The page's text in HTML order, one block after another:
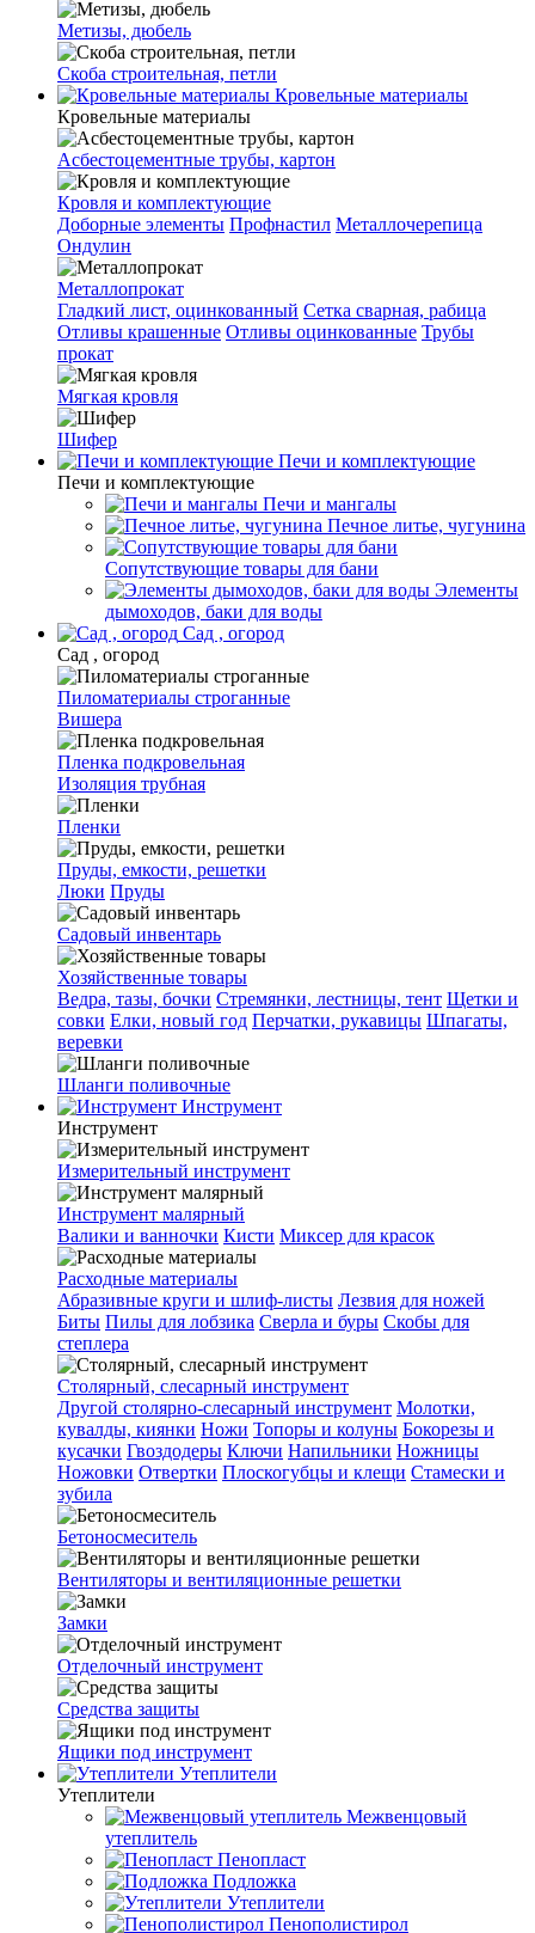
Метизы, дюбель
Скоба строительная, петли
Кровельные материалы
Кровельные материалы
Асбестоцементные трубы, картон
Кровля и комплектующие
Доборные элементы Профнастил Металлочерепица
Ондулин
Металлопрокат
Гладкий лист, оцинкованный Сетка сварная, рабица
Отливы крашенные Отливы оцинкованные Трубы
прокат
Мягкая кровля
Шифер
Печи и комплектующие
Печи и комплектующие
Печи и мангалы
Печное литье, чугунина
Сопутствующие товары для бани
Элементы
дымоходов, баки для воды
Сад , огород
Сад , огород
Пиломатериалы строганные
Вишера
Пленка подкровельная
Изоляция трубная
Пленки
Пруды, емкости, решетки
Люки Пруды
Садовый инвентарь
Хозяйственные товары
Ведра, тазы, бочки Стремянки, лестницы, тент Щетки и
совки Елки, новый год Перчатки, рукавицы Шпагаты,
веревки
Шланги поливочные
Инструмент
Инструмент
Измерительный инструмент
Инструмент малярный
Валики и ванночки Кисти Миксер для красок
Расходные материалы
Абразивные круги и шлиф-листы Лезвия для ножей
Биты Пилы для лобзика Сверла и буры Скобы для
степлера
Столярный, слесарный инструмент
Другой столярно-слесарный инструмент Молотки,
кувалды, киянки Ножи Топоры и колуны Бокорезы и
кусачки Гвоздодеры Ключи Напильники Ножницы
Ножовки Отвертки Плоскогубцы и клещи Стамески и
зубила
Бетоносмеситель
Вентиляторы и вентиляционные решетки
Замки
Отделочный инструмент
Средства защиты
Ящики под инструмент
Утеплители
Утеплители
Межвенцовый
утеплитель
Пенопласт
Подложка
Утеплители
Пенополистирол